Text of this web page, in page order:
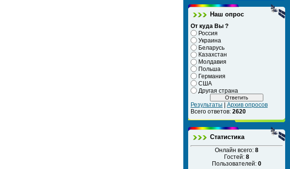
Наш опрос
От куда Вы ?
Россия
Украина
Беларусь
Казахстан
Молдавия
Польша
Германия
США
Другая страна
Результаты
Архив опросов
Всего ответов: 2620
Статистика
Онлайн всего: 8
Гостей: 8
Пользователей: 0